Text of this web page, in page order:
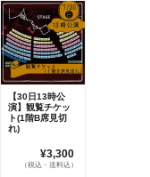
【30日13時公
演】観覧チケッ
ト(1階B席見切
れ)
¥3,300
（税込・送料込）